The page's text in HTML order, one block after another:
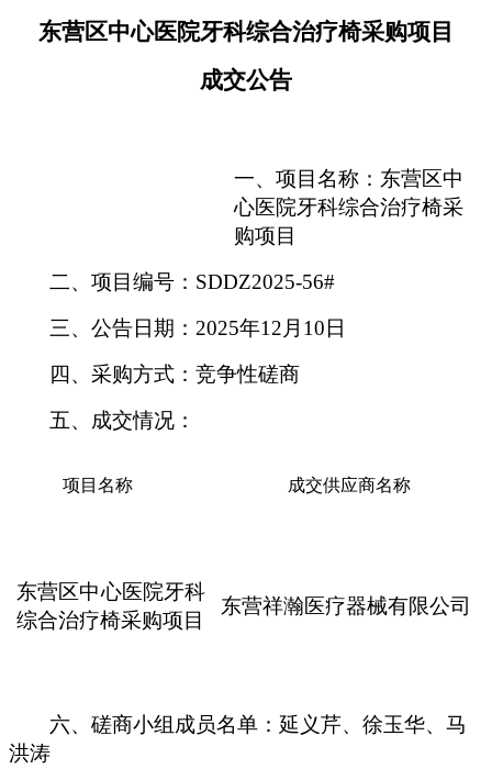
东营区中心医院牙科综合治疗椅采购项目
成交公告
一、 项目名称：东营区中
心医院牙科综合治疗椅采
购项目
二、项目编号： SDDZ2025-56#
三、公告日期： 2025年12月10日
四、采购方式：竞争性磋商
五、成交情况：
项目名称 成交供应商名称
东营区中心医院牙科
综合治疗椅采购项目
东营祥瀚医疗器械有限公司
六、磋商小组成员名单：延义芹、徐玉华、马
洪涛